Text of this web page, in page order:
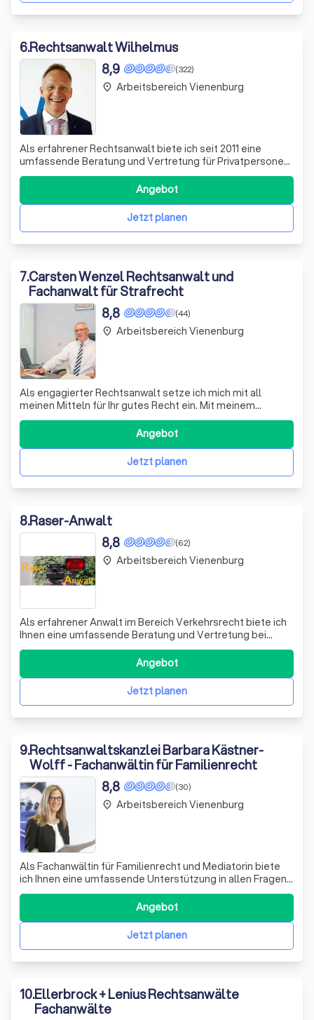
6.Rechtsanwalt Wilhelmus
(322)
8,9
Als erfahrener Rechtsanwalt biete ich seit 2011 eine
umfassende Beratung und Vertretung für Privatpersonen
und den gewerblichen Mittelstand an. Meine Expertise
erstreckt sich auf verschiedene Rechtsgebiete, wobei der
Schwerpunkt auf dem Zivil- und Strafrecht liegt. Darüber
hinaus bearbeite ich auchJetzt planen
Angebot
place Arbeitsbereich Vienenburg
7.Carsten Wenzel Rechtsanwalt und
Fachanwalt für Strafrecht
(44)
8,8
Als engagierter Rechtsanwalt setze ich mich mit all
meinen Mitteln für Ihr gutes Recht ein. Mit meinem
Fachwissen, meiner jahrelangen Erfahrung und meinem
Verhandlungsgeschick sichere ich Ihre Interessen
erfolgreich ab. Gemeinsam erarbeiten wir einen
Lösungsweg aus Ihrer Situation, egal ob Sie angek
Jetzt planen
Angebot
place Arbeitsbereich Vienenburg
8.Raser-Anwalt
(62)
8,8
Als erfahrener Anwalt im Bereich Verkehrsrecht biete ich
Ihnen eine umfassende Beratung und Vertretung bei
Verkehrsordnungswidrigkeiten. Ich bin spezialisiert auf die
Überprüfung von Messverfahren und habe bereits
zahlreiche Urteile in diesem Bereich erwirkt. Dabei lege ich
großen Wert auf die genauJetzt planen
Angebot
place Arbeitsbereich Vienenburg
9.Rechtsanwaltskanzlei Barbara Kästner-
Wolff - Fachanwältin für Familienrecht
(30)
8,8
Als Fachanwältin für Familienrecht und Mediatorin biete
ich Ihnen eine umfassende Unterstützung in allen Fragen
rund um Unterhalt, Scheidung, Sorgerecht und
Umgangsrecht. Mir ist eine offene und ehrliche
Kommunikation mit Ihnen als meinem Mandanten
besonders wichtig. Ich verstehe, dass Ihre Situatio
Jetzt planen
Angebot
place Arbeitsbereich Vienenburg
10.Ellerbrock + Lenius Rechtsanwälte
Fachanwälte